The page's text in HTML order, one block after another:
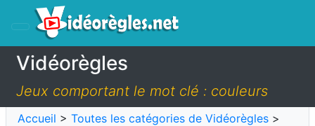
Vidéorègles
Jeux comportant le mot clé : couleurs
Accueil > Toutes les catégories de Vidéorègles >